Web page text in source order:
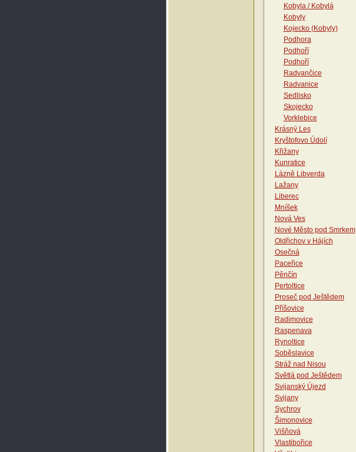
Kobyla / Kobylá
Kobyly
Kojecko (Kobyly)
Podhora
Podhoří
Podhoří
Radvančice
Radvanice
Sedlisko
Skojecko
Vorklebice
Krásný Les
Kryštofovo Údolí
Křižany
Kunratice
Lázně Libverda
Lažany
Liberec
Mníšek
Nová Ves
Nové Město pod Smrkem
Oldřichov v Hájích
Osečná
Paceřice
Pěnčín
Pertoltice
Proseč pod Ještědem
Příšovice
Radimovice
Raspenava
Rynoltice
Soběslavice
Stráž nad Nisou
Světlá pod Ještědem
Svijanský Újezd
Svijany
Sychrov
Šimonovice
Višňová
Vlastibořice